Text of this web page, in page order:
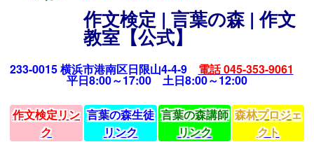
作文検定 | 言葉の森 | 作文
教室【公式】
233-0015 横浜市港南区日限山4-4-9 電話 045-353-9061
平日8:00～17:00 土日8:00～12:00
作文検定リン
ク
言葉の森生徒
リンク
言葉の森講師
リンク
森林プロジェ
クト